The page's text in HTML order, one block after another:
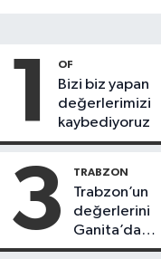
1 OF
Bizi biz yapan
değerlerimizi
kaybediyoruz
3 TRABZON
Trabzon’un
değerlerini
Ganita’da
yaşatıyoruz